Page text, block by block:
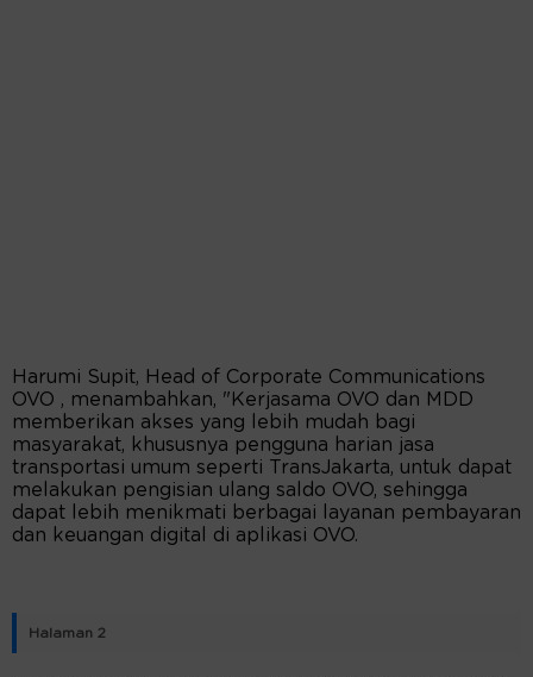
Harumi Supit, Head of Corporate Communications
OVO , menambahkan, "Kerjasama OVO dan MDD
memberikan akses yang lebih mudah bagi
masyarakat, khususnya pengguna harian jasa
transportasi umum seperti TransJakarta, untuk dapat
melakukan pengisian ulang saldo OVO, sehingga
dapat lebih menikmati berbagai layanan pembayaran
dan keuangan digital di aplikasi OVO.
Halaman 2